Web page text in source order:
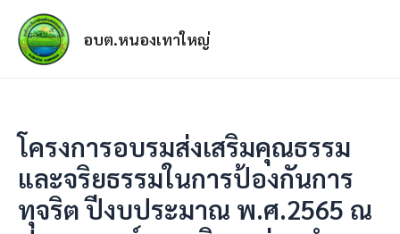
อบต.หนองเทาใหญ่
โครงการอบรมส่งเสริมคุณธรรม
และจริยธรรมในการป้องกันการ
ทุจริต ปีงบประมาณ พ.ศ.2565 ณ